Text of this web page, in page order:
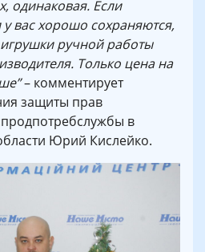
одинаковая. Если
вас хорошо сохраняются,
ручной работы
Только цена на
– комментирует
защиты прав
в
Юрий Кислейко.